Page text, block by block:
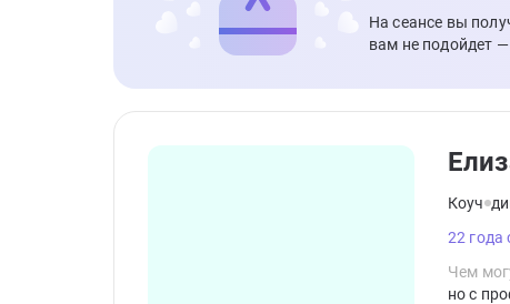
На сеансе вы
вам не подойдет
Коуч
22 года
Чем
но с